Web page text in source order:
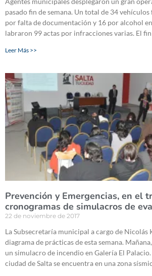
pasado fin de semana. Un total de 34
por falta de documentación y 16 por alcohol
labraron 99 actas por infracciones varias. El
Leer Más >>
Prevención y Emergencias, en el
cronogramas de simulacros de
22 de noviembre de 2017
La Subsecretaría municipal a cargo de Nicolás
diagrama de prácticas de esta semana.
un simulacro de incendio en Galería El
ciudad de Salta se encuentra en una zona